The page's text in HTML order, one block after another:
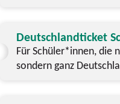
Deutschlandticket
Für Schüler*innen, die
sondern ganz